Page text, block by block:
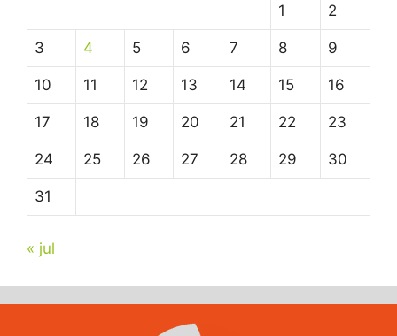
1 2
3 4 5 6 7 8 9
10 11 12 13 14 15 16
17 18 19 20 21 22 23
24 25 26 27 28 29 30
31
« jul